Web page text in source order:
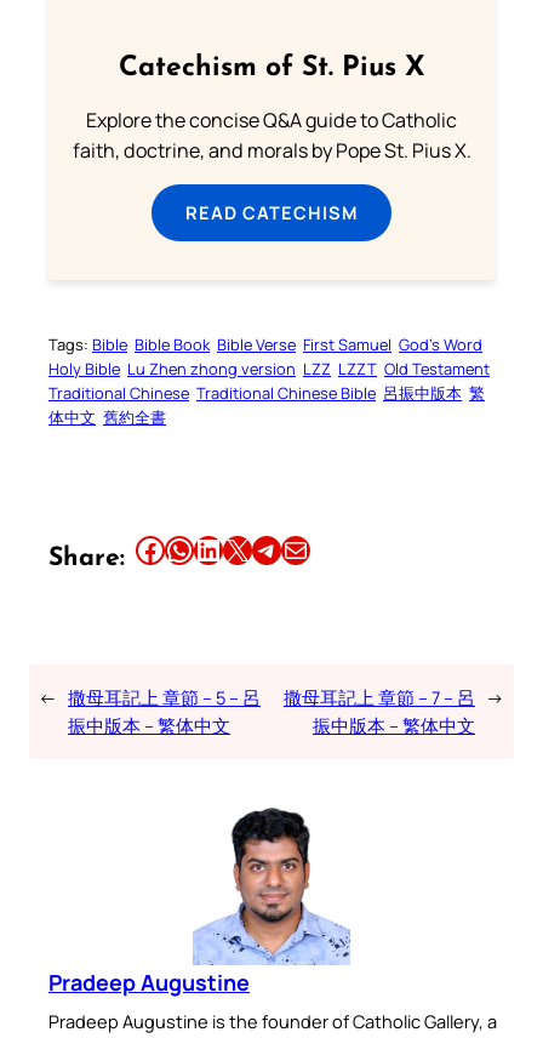
Catechism of St. Pius X
Explore the concise Q&A guide to Catholic
faith, doctrine, and morals by Pope St. Pius X.
READ CATECHISM
Tags: Bible Bible Book Bible Verse First Samuel God’s Word
Holy Bible Lu Zhen zhong version LZZ LZZT Old Testament
Traditional Chinese Traditional Chinese Bible 呂振中版本 繁
体中文 舊約全書
Share: Share this article on Facebook Share this article on WhatsApp Share this article on LinkedIn Share this article on X Share this article on TelegramEmail this Article
← 撒母耳記上 章節 – 5 – 呂
振中版本 – 繁体中文
撒母耳記上 章節 – 7 – 呂
振中版本 – 繁体中文
→
Pradeep Augustine
Pradeep Augustine is the founder of Catholic Gallery, a